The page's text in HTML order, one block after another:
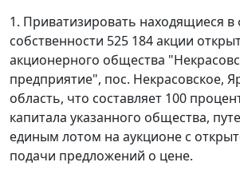
1. Приватизировать находящиеся
собственности 525 184 акции
акционерного общества
предприятие", пос. Некрасовское,
область, что составляет 100
капитала указанного общества,
единым лотом на аукционе с
подачи предложений о цене.